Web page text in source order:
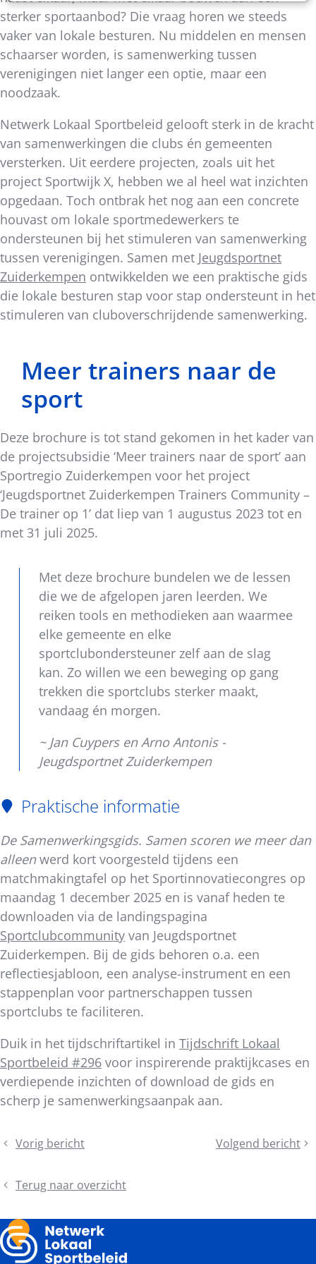
sterker sportaanbod? Die vraag horen we steeds
vaker van lokale besturen. Nu middelen en mensen
schaarser worden, is samenwerking tussen
verenigingen niet langer een optie, maar een
noodzaak.
Netwerk Lokaal Sportbeleid gelooft sterk in de kracht
van samenwerkingen die clubs én gemeenten
versterken. Uit eerdere projecten, zoals uit het
project Sportwijk X, hebben we al heel wat inzichten
opgedaan. Toch ontbrak het nog aan een concrete
houvast om lokale sportmedewerkers te
ondersteunen bij het stimuleren van samenwerking
tussen verenigingen. Samen met Jeugdsportnet
Zuiderkempen ontwikkelden we een praktische gids
die lokale besturen stap voor stap ondersteunt in het
stimuleren van cluboverschrijdende samenwerking.
Meer trainers naar de
sport
Deze brochure is tot stand gekomen in het kader van
de projectsubsidie ‘Meer trainers naar de sport’ aan
Sportregio Zuiderkempen voor het project
‘Jeugdsportnet Zuiderkempen Trainers Community –
De trainer op 1’ dat liep van 1 augustus 2023 tot en
met 31 juli 2025.
Met deze brochure bundelen we de lessen
die we de afgelopen jaren leerden. We
reiken tools en methodieken aan waarmee
elke gemeente en elke
sportclubondersteuner zelf aan de slag
kan. Zo willen we een beweging op gang
trekken die sportclubs sterker maakt,
vandaag én morgen.
~ Jan Cuypers en Arno Antonis -
Jeugdsportnet Zuiderkempen
Praktische informatie
De Samenwerkingsgids. Samen scoren we meer dan
alleenwerd kort voorgesteld tijdens een
matchmakingtafel op het Sportinnovatiecongres op
maandag 1 december 2025 en is vanaf heden te
downloaden via de landingspagina
Sportclubcommunity van Jeugdsportnet
Zuiderkempen. Bij de gids behoren o.a. een
reflectiesjabloon, een analyse-instrument en een
stappenplan voor partnerschappen tussen
sportclubs te faciliteren.
Duik in het tijdschriftartikel in Tijdschrift Lokaal
Sportbeleid #296 voor inspirerende praktijkcases en
verdiepende inzichten of download de gids en
scherp je samenwerkingsaanpak aan.
Deel
bericht
Vorig bericht
Sport
lanceert
Volgend bericht
Begeleiding
bovenlokale
Terug naar overzicht